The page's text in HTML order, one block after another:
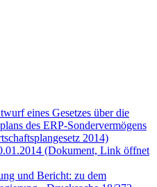
eines Gesetzes über die
des ERP-Sondervermögens
2014)
(Dokument, Link öffnet
und Bericht: zu dem